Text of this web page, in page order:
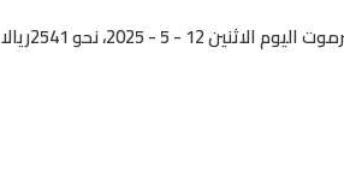
حقق سعر صرف